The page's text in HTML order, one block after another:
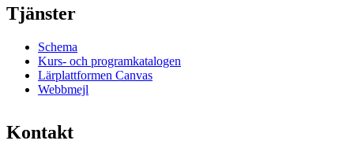
Tjänster
Schema
Kurs- och programkatalogen
Lärplattformen Canvas
Webbmejl
Kontakt